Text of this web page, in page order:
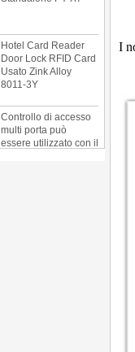
Door Lock RFID Card
Usato Zink Alloy
8011-3Y
Controllo di accesso
multi porta può
essere utilizzato con il
lettore di schede 1
anta, due porte, tre
I